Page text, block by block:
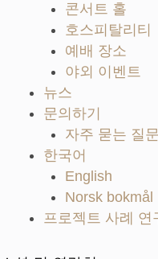
콘서트 홀
호스피탈리티
예배 장소
야외 이벤트
뉴스
문의하기
자주 묻는 질문
한국어
English
Norsk bokmål
프로젝트 사례 연